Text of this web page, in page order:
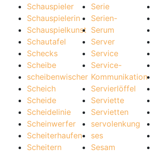
Schauspieler
Schauspielerin
Schauspielkunst
Schautafel
Schecks
Scheibe
scheibenwischer
Scheich
Scheide
Scheidelinie
Scheinwerfer
Scheiterhaufen
Scheitern
Serie
Serien-
Serum
Server
Service
Service-
Kommunikation
Servierlöffel
Serviette
Servietten
servolenkung
ses
Sesam